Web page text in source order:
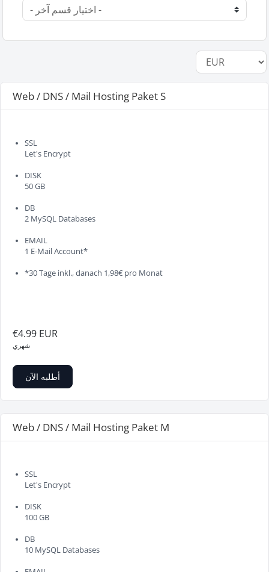
Web / DNS / Mail Hosting Paket S
SSL
Let's Encrypt
DISK
50 GB
DB
2 MySQL Databases
EMAIL
1 E-Mail Account*
*30 Tage inkl., danach 1,98€ pro Monat
€4.99 EUR
شهري
أطلبه الآن
Web / DNS / Mail Hosting Paket M
SSL
Let's Encrypt
DISK
100 GB
DB
10 MySQL Databases